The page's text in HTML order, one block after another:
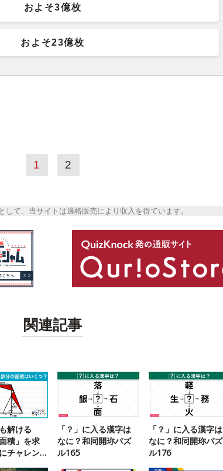
およそ3億枚
およそ23億枚
1 2
して、当サイトは適格販売により収入を得ています。
関連記事
解ける
積」を求
チャレン
「？」に入る漢字は
なに？和同開珎パズ
ル165
「？」に入る漢字は
なに？和同開珎パズ
ル176